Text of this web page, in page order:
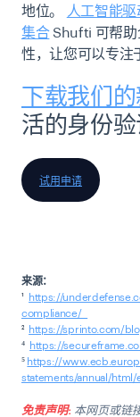
地位。 人工智能
集合Shufti 可帮助
性，让您可以专注
下载我们
活的身份验
试用申请
来源：
¹
https://
compliance/
² https://sprinto.com/
⁴ https://
⁵ https://
statements/annual/html/
免责声明: 本网页或链